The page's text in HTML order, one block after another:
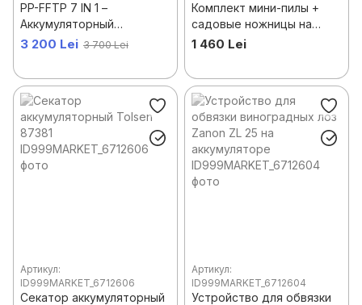
PP-FFTP 7 IN 1 –
Аккумуляторный
многофункциональный
цепная пила, триммер и
телескопическая штанга,
2 аккумулятора,
бесщёточный двигатель
(brushless)
3 200 Lei 3 700 Lei
Комплект мини-пилы +
садовые ножницы на
аккумуляторе Rotor CS1 +
1 460 Lei
Артикул:
ID999MARKET_6712606
Секатор аккумуляторный
Артикул:
ID999MARKET_6712604
Устройство для обвязки